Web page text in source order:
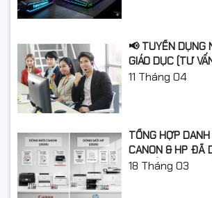
📢 TUYỂN DỤNG
GIÁO DỤC (TƯ
11 Tháng 04
TỔNG HỢP DANH
CANON & HP ĐÃ
LỘ TRÌNH NÂNG
18 Tháng 03